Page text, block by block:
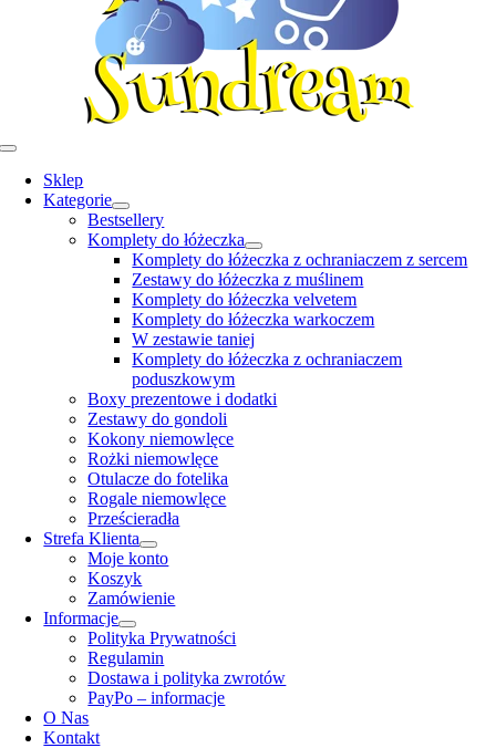
Toggle
Navigation
Sklep
Kategorie
Bestsellery
Komplety do łóżeczka
Komplety do łóżeczka z ochraniaczem z sercem
Zestawy do łóżeczka z muślinem
Komplety do łóżeczka velvetem
Komplety do łóżeczka warkoczem
W zestawie taniej
Komplety do łóżeczka z ochraniaczem
poduszkowym
Boxy prezentowe i dodatki
Zestawy do gondoli
Kokony niemowlęce
Rożki niemowlęce
Otulacze do fotelika
Rogale niemowlęce
Prześcieradła
Strefa Klienta
Moje konto
Koszyk
Zamówienie
Informacje
Polityka Prywatności
Regulamin
Dostawa i polityka zwrotów
PayPo – informacje
O Nas
Kontakt